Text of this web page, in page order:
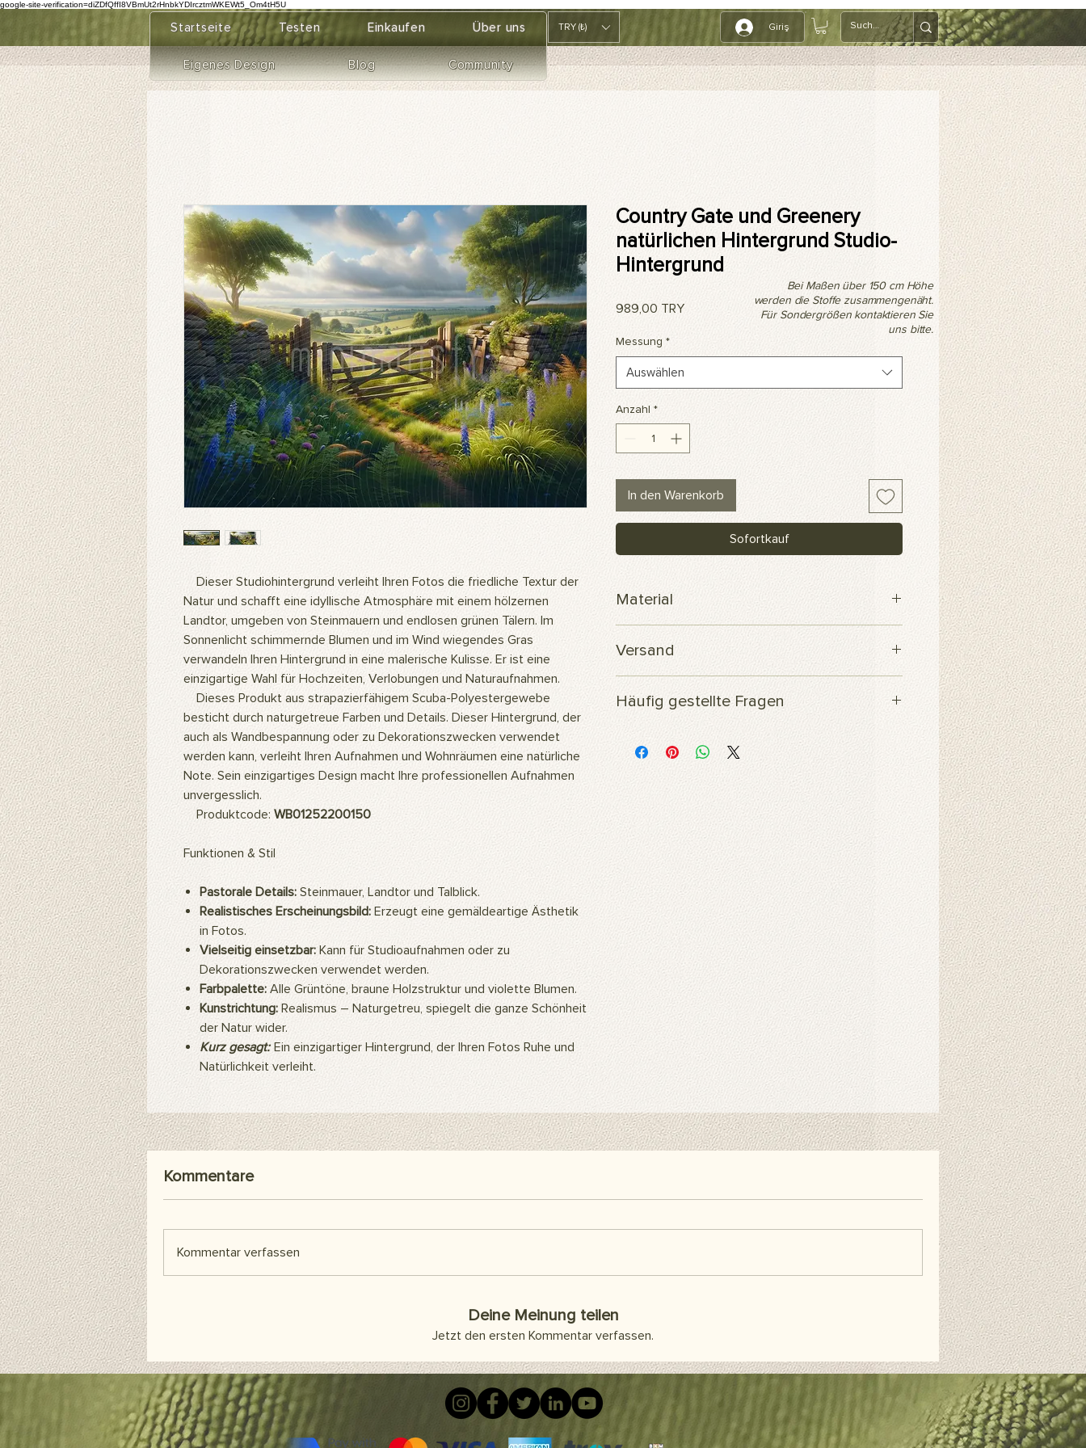
google-site-verification=diZDfQffI8VBmUt2rHnbkYDIrcztmWKEWt5_Om4tH5U
Startseite Testen Einkaufen Über uns
Eigenes Design Blog Community
TRY (₺) Giriş
Dieser Studiohintergrund verleiht Ihren Fotos die friedliche Textur der
Natur und schafft eine idyllische Atmosphäre mit einem hölzernen
Landtor, umgeben von Steinmauern und endlosen grünen Tälern. Im
Sonnenlicht schimmernde Blumen und im Wind wiegendes Gras
verwandeln Ihren Hintergrund in eine malerische Kulisse. Er ist eine
einzigartige Wahl für Hochzeiten, Verlobungen und Naturaufnahmen.
Dieses Produkt aus strapazierfähigem Scuba-Polyestergewebe
besticht durch naturgetreue Farben und Details. Dieser Hintergrund, der
auch als Wandbespannung oder zu Dekorationszwecken verwendet
werden kann, verleiht Ihren Aufnahmen und Wohnräumen eine natürliche
Note. Sein einzigartiges Design macht Ihre professionellen Aufnahmen
unvergesslich.
Produktcode: WB01252200150
Funktionen & Stil
Pastorale Details: Steinmauer, Landtor und Talblick.
Realistisches Erscheinungsbild: Erzeugt eine gemäldeartige Ästhetik
in Fotos.
Vielseitig einsetzbar: Kann für Studioaufnahmen oder zu
Dekorationszwecken verwendet werden.
Farbpalette: Alle Grüntöne, braune Holzstruktur und violette Blumen.
Kunstrichtung: Realismus – Naturgetreu, spiegelt die ganze Schönheit
der Natur wider.
Kurz gesagt: Ein einzigartiger Hintergrund, der Ihren Fotos Ruhe und
Natürlichkeit verleiht.
Country Gate und Greenery
natürlichen Hintergrund Studio-
Hintergrund
989,00 TRYPreis
Messung *
Auswählen
Anzahl *
In den Warenkorb
Sofortkauf
Material
Versand
Ihre Bestellung wird innerhalb von 3 Werktagen
versendet.
Häufig gestellte Fragen
Woraus besteht das Produkt?
Unsere Bilder werden auf strapazierfähigem,
hochwertigem Polyester-Scuba-Stoff gedruckt. Dieser
Stoff ist flexibel und strapazierfähig und eignet sich
daher ideal für langlebige Hintergrunddrucke für
Fotoshootings und Dekorationszwecke.
Wie reinigt man das Produkt?
Unsere Produkte können in der Maschine gewaschen
oder mit einem feuchten Tuch abgewischt werden.
Unsere Produkte sind als Hintergründe für
professionelle Studio-Fotoshootings konzipiert. Sie
so ein ästhetisch ansprechendes Ambiente in Ihrem
Zuhause oder Büro schaffen. Sie können auch als
Gemälde an die Wand gehängt werden. Die
hochauflösenden Bilder auf unseren Produkten werden
mithilfe künstlicher Intelligenz erzeugt und schaffen
eine warme und natürliche Atmosphäre.
Wie montiert man das Produkt?
Für die Verwendung des Hintergrunds wird in der Regel
ein Hintergrundständer benötigt. Mit speziellen
Hintergrundclips können Sie ihn einfach am Ständer
befestigen. Sie können auch doppelseitiges
Klebeband oder Klebestreifen verwenden, wenn Sie es
Bei Maßen über 150 cm Höhe
werden die Stoffe zusammengenäht.
Für Sondergrößen kontaktieren Sie
uns bitte.
Kommentare
Kommentar verfassen
Deine Meinung teilen
Jetzt den ersten Kommentar verfassen.